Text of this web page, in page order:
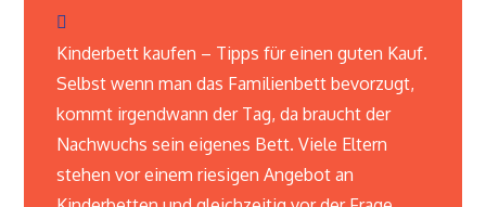
Kinderbett kaufen – Tipps für einen guten Kauf.
Selbst wenn man das Familienbett bevorzugt,
kommt irgendwann der Tag, da braucht der
Nachwuchs sein eigenes Bett. Viele Eltern
stehen vor einem riesigen Angebot an